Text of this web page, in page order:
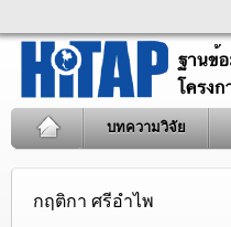
บทความวิจัย
กฤติกา ศรีอำไพ